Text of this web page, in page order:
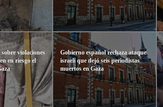
violaciones
en riesgo el
Gobierno español rechaza ataque
israelí que dejó seis periodistas
muertos en Gaza